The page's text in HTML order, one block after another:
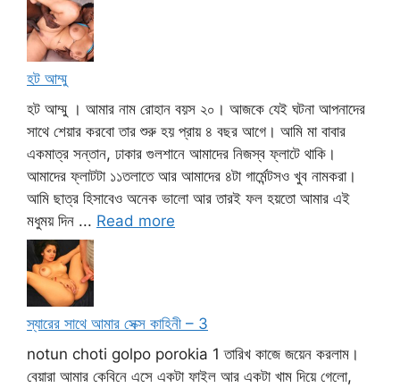
হট আম্মু
হট আম্মু । আমার নাম রোহান বয়স ২০। আজকে যেই ঘটনা আপনাদের
সাথে শেয়ার করবো তার শুরু হয় প্রায় ৪ বছর আগে। আমি মা বাবার
একমাত্র সন্তান, ঢাকার গুলশানে আমাদের নিজস্ব ফ্লাটে থাকি।
আমাদের ফ্লাটটা ১১তলাতে আর আমাদের ৪টা গার্মেন্টসও খুব নামকরা।
আমি ছাত্র হিসাবেও অনেক ভালো আর তারই ফল হয়তো আমার এই
মধুময় দিন ... Read more
স্যারের সাথে আমার সেক্স কাহিনী – 3
notun choti golpo porokia 1 তারিখ কাজে জয়েন করলাম।
বেয়ারা আমার কেবিনে এসে একটা ফাইল আর একটা খাম দিয়ে গেলো,